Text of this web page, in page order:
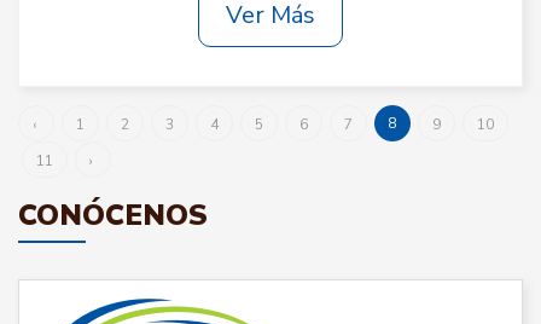
Ver Más
‹ 1 2 3 4 5 6 7 8 9
10
11
›
CONÓCENOS